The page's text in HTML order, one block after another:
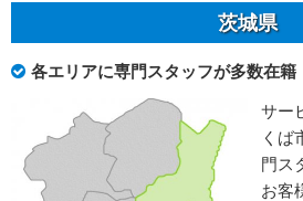
茨城県
各エリアに専門スタッフが多数在籍
サー
くば
門ス
お客